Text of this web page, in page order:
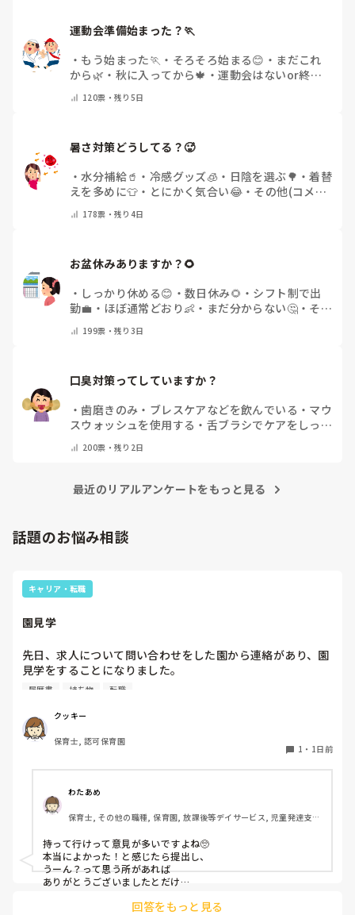
運動会準備始まった？🏃
・ もう始まった🏃 ・ そろそろ始まる😊 ・ まだこれ
から🌿 ・ 秋に入ってから🍁 ・運動会はないor終わ
った✨
その他(コメントで教えてください)
120票・残り5日
暑さ対策どうしてる？🥵
・水分補給🥤 ・ 冷感グッズ🧊 ・ 日陰を選ぶ🌳 ・着替
えを多めに👕 ・ とにかく気合い😂・ その他(コメン
トで教えてください)
178票・残り4日
お盆休みありますか？🌻
・ しっかり休める😊 ・ 数日休み🌻 ・ シフト制で出
勤💼 ・ ほぼ通常どおり👶 ・ まだ分からない🤔・ その
他(コメントで教えてください)
199票・残り3日
口臭対策ってしていますか？
・歯磨きのみ ・ ブレスケアなどを飲んでいる ・ マウ
スウォッシュを使用する ・ 舌ブラシでケアをしっか
りする
フリスクをかじる
の他(コメントで教えて下さい)
200票・残り2日
最近のリアルアンケートをもっと見る
話題のお悩み相談
キャリア・転職
園見学
先日、求人について問い合わせをした園から連絡があり、園
見学をすることになりました。
私としては求人に応募したという認識ですが、『園見学をご
問しましたが、見学なので特にありませんとのこと
このような場合は本当に見学だけで終了なのでしょうか？
でしょうか？
履歴書 持ち物 転職
クッキー
保育士, 認可保育園
1 ・ 1日前
わたあめ
保育士, その他の職種, 保育園, 放課後等デイサービス, 児童発達支援
持って行けって意見が多いですよね🥺
本当によかった！と感じたら提出し、
うーん？って思う所があれば
ありがとうございましたとだけ
回答をもっと見る